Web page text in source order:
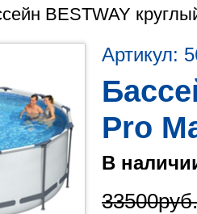
BESTWAY
Артикул:
Pro
В
33500руб.